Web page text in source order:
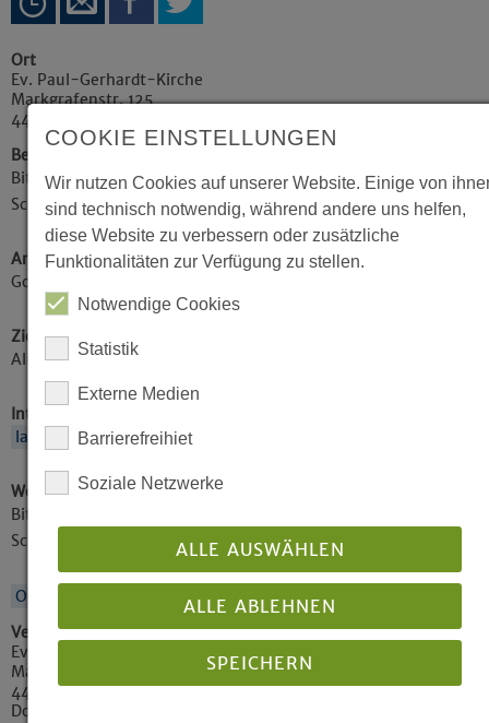
Ort
Ev. Paul-Gerhardt-Kirche
Markgrafenstr. 125
44139
Beschreibung
Bitte achten Sie auf den Aushang in unseren
Schaukästen.
Art der Veranstaltung / Kategorie
Gottesdienste
Zielgruppe
Alle Zielgruppen
Internetadresse (eigene Infos im Internet)
landing.churchdesk.com/de/e/42404046/
Weitere Informationen
Bitte achten Sie auf den Aushang in unseren
Schaukästen.
Ort auf Karte anzeigen
Veranstalter / veröffentlicht von
Ev. Paul-Gerhardt-Kirchengemeinde Dortmund
Markgrafenstraße 123
44139
Dortmund
COOKIE EINSTELLUNGEN
Wir nutzen Cookies auf unserer Website. Einige von
sind technisch notwendig, während andere uns helfen,
diese Website zu verbessern oder zusätzliche
Funktionalitäten zur Verfügung zu stellen.
Notwendige Cookies
Statistik
Externe Medien
Barrierefreihiet
Soziale Netzwerke
ALLE AUSWÄHLEN
ALLE ABLEHNEN
SPEICHERN